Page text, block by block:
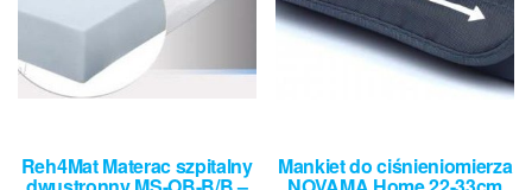
Reh4Mat Materac szpitalny Mankiet do ciśnieniomierza